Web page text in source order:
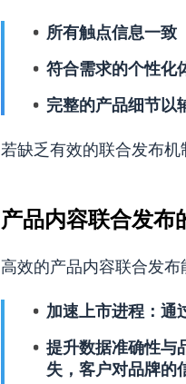
所有触点信息一致
符合需求的个性化
完整的产品细节以
若缺乏有效的联合发布机
产品内容联合发布
高效的产品内容联合发
加速上市进程：通
提升数据准确性与
失，客户对品牌的